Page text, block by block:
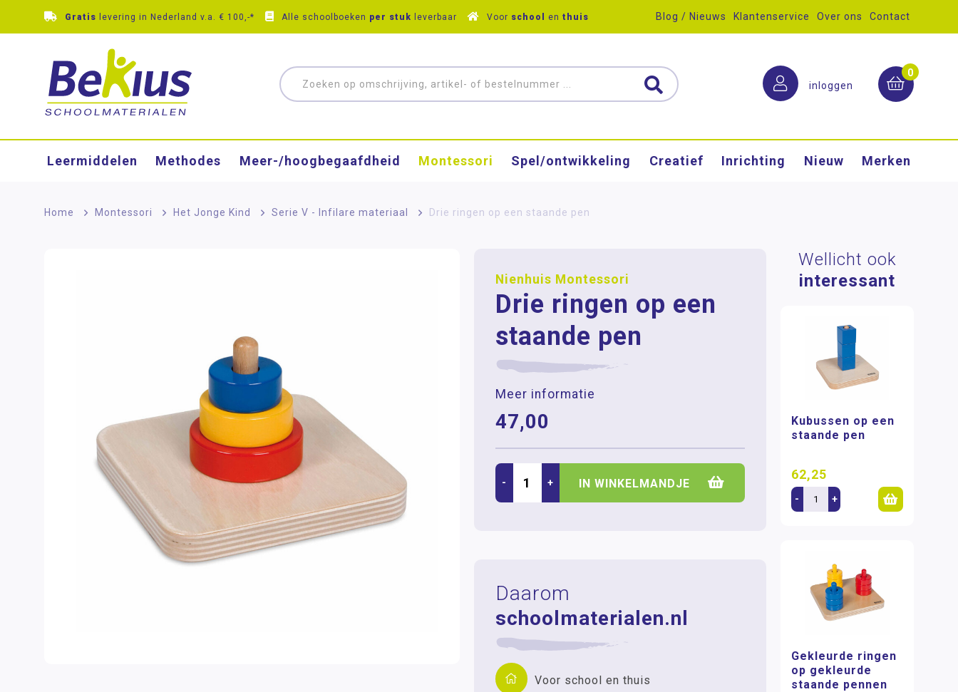
Gratis levering in Nederland v.a. € 100,-* Alle schoolboeken per stuk leverbaar Voor school en thuis Blog / Nieuws Klantenservice Over ons Contact
inloggen
0
Leermiddelen Methodes Meer-/hoog­begaafdheid Montessori Spel/ontwikkeling Creatief Inrichting Nieuw Merken
Home > Montessori > Het Jonge Kind > Serie V - Infilare materiaal > Drie ringen op een staande pen
Nienhuis Montessori
Drie ringen op een
staande pen
Meer informatie
47,00
- + IN WINKELMANDJE
Daarom
schoolmaterialen.nl
Voor school en thuis
Wellicht ook
interessant
Kubussen op een
staande pen
62,25
- +
Gekleurde ringen
op gekleurde
staande pennen